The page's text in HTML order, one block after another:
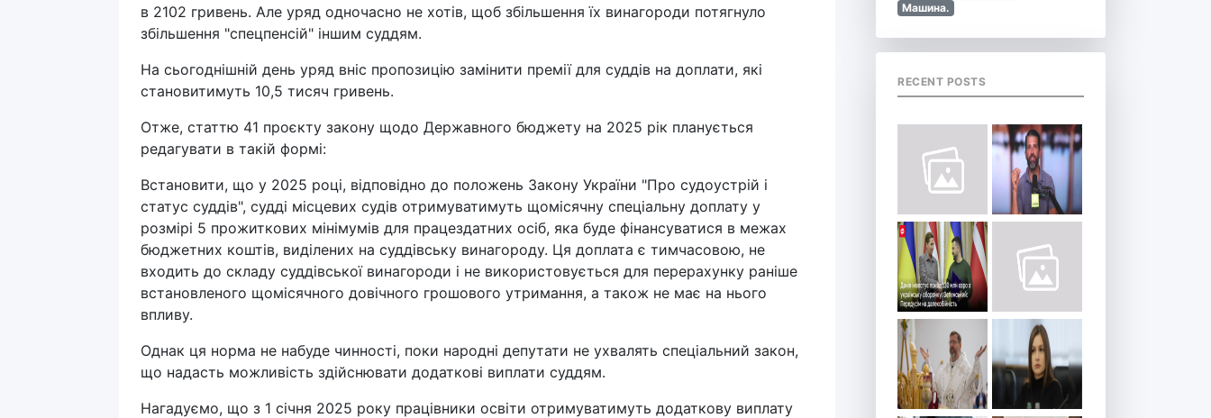
в 2102 гривень. Але уряд одночасно не хотів, щоб збільшення їх винагороди потягнуло
збільшення "спецпенсій" іншим суддям.
На сьогоднішній день уряд вніс пропозицію замінити премії для суддів на доплати, які
становитимуть 10,5 тисяч гривень.
Отже, статтю 41 проєкту закону щодо Державного бюджету на 2025 рік планується
редагувати в такій формі:
Встановити, що у 2025 році, відповідно до положень Закону України "Про судоустрій і
статус суддів", судді місцевих судів отримуватимуть щомісячну спеціальну доплату у
розмірі 5 прожиткових мінімумів для працездатних осіб, яка буде фінансуватися в межах
бюджетних коштів, виділених на суддівську винагороду. Ця доплата є тимчасовою, не
входить до складу суддівської винагороди і не використовується для перерахунку раніше
встановленого щомісячного довічного грошового утримання, а також не має на нього
впливу.
Однак ця норма не набуде чинності, поки народні депутати не ухвалять спеціальний закон,
що надасть можливість здійснювати додаткові виплати суддям.
Нагадуємо, що з 1 січня 2025 року працівники освіти отримуватимуть додаткову виплату
Машина.
RECENT POSTS